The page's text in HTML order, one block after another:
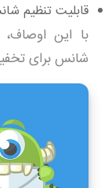
قابلیت تنظیم
با این اوصاف،
شانس برای